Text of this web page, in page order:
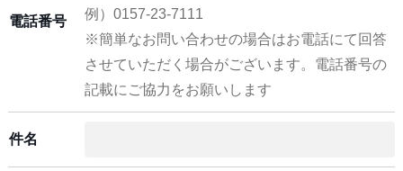
電話番号
例）0157-23-7111
※簡単なお問い合わせの場合はお電話にて回答
させていただく場合がございます。電話番号の
記載にご協力をお願いします
件名